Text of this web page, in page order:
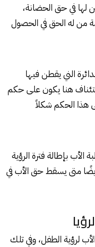
لها في حق الحضانة،
من له الحق في الحصول
الني يقطن فيها
هنا يكون على حكم
هذا الحكم شكلاً
بإطالة فترة الرؤية
أيضًا متى يسقط حق الأب في
لرؤية الطفل، وفي تلك